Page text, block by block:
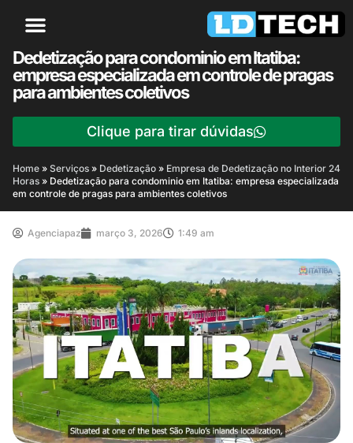
Dedetização para condominio em Itatiba:
empresa especializada em controle de pragas
para ambientes coletivos
Clique para tirar dúvidas
Home » Serviços » Dedetização » Empresa de Dedetização no Interior 24
Horas » Dedetização para condominio em Itatiba: empresa especializada
em controle de pragas para ambientes coletivos
Agenciapaz março 3, 2026 1:49 am